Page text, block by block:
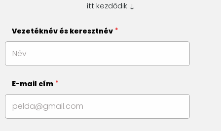
itt kezdődik ↓
Vezetéknév és keresztnév
E-mail cím